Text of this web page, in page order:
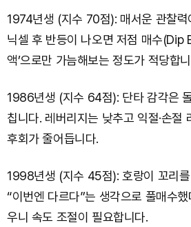
1974년생 (지수 70점): 매서운 관찰력
닉셀 후 반등이 나오면 저점 매수(Dip
액’으로만 가늠해보는 정도가 적당합
1986년생 (지수 64점): 단타 감각은
칩니다. 레버리지는 낮추고 익절·손절
후회가 줄어듭니다.
1998년생 (지수 45점): 호랑이 꼬리
“이번엔 다르다”는 생각으로 풀매수
우니 속도 조절이 필요합니다.